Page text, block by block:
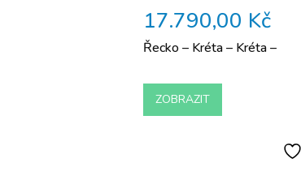
17.790,00 Kč
Řecko – Kréta – Kréta –
ZOBRAZIT